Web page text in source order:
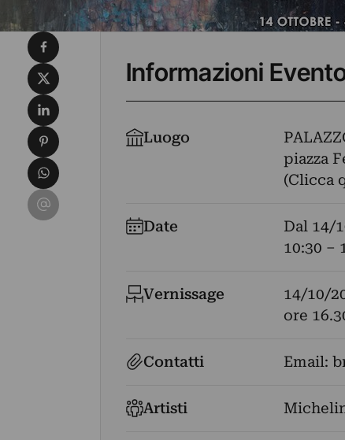
Informazioni
Luogo
piazza
(Clicca
Date Dal 14/
10:30 –
Vernissage
14/10/
ore
Contatti Email:
Artisti
Condividi su Facebook
Condividi su X
Condividi su LinkedIn
Condividi su Pinterest
Condividi su WhatsApp
Condividi su Email